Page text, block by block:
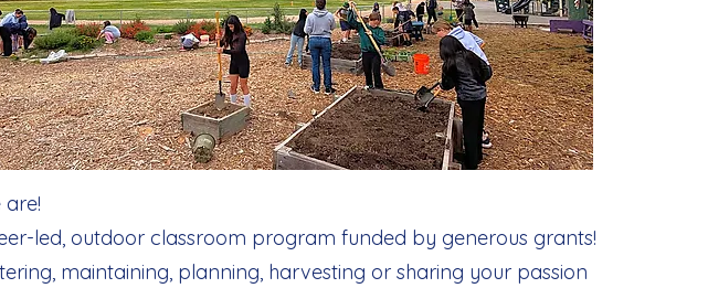
are!
led, outdoor classroom program funded by generous grants!
maintaining, planning, harvesting or sharing your passion